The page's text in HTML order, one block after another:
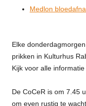
Medlon
Elke
prikken in Kulturhus
Kijk voor alle informatie
De CoCeR is om 7.45
om even rustig te